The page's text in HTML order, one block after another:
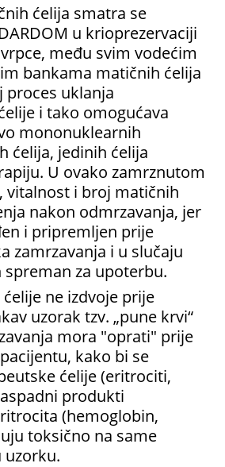
ćelija smatra se
u krioprezervaciji
među svim vodećim
bankama matičnih ćelija
proces uklanja
i tako omogućava
mononuklearnih
ćelija, jedinih ćelija
U ovako zamrznutom
vitalnost i broj matičnih
nakon odmrzavanja, jer
i pripremljen prije
zamrzavanja i u slučaju
za upoterbu.
ne izdvoje prije
uzorak tzv. „pune krvi“
mora "oprati" prije
kako bi se
ćelije (eritrociti,
produkti
(hemoglobin,
toksično na same
uzorku.